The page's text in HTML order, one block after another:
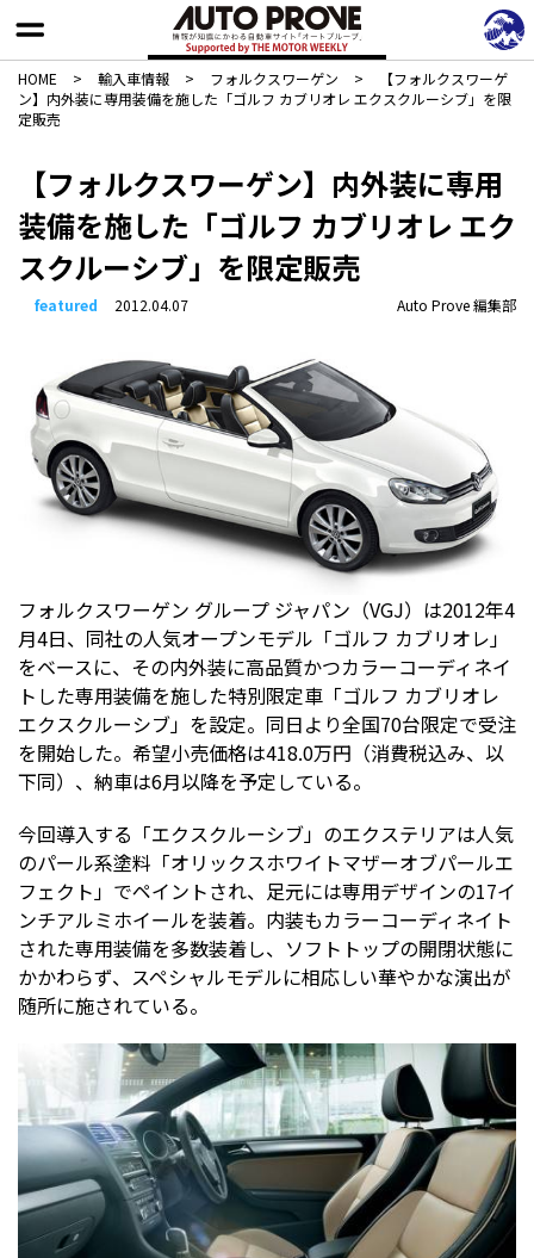
HOME > 輸入車情報 > フォルクスワーゲン >
【フォルクスワーゲ
ン】内外装に専用装備を施した「ゴルフ カブリオレ エクスクルーシブ」を限
定販売
【フォルクスワーゲン】内外装に専用
装備を施した「ゴルフ カブリオレ エク
スクルーシブ」を限定販売
featured 2012.04.07 Auto Prove 編集部
フォルクスワーゲン グループ ジャパン（VGJ）は2012年4
月4日、同社の人気オープンモデル「ゴルフ カブリオレ」
をベースに、その内外装に高品質かつカラーコーディネイ
トした専用装備を施した特別限定車「ゴルフ カブリオレ
エクスクルーシブ」を設定。同日より全国70台限定で受注
を開始した。希望小売価格は418.0万円（消費税込み、以
下同）、納車は6月以降を予定している。
今回導入する「エクスクルーシブ」のエクステリアは人気
のパール系塗料「オリックスホワイトマザーオブパールエ
フェクト」でペイントされ、足元には専用デザインの17イ
ンチアルミホイールを装着。内装もカラーコーディネイト
された専用装備を多数装着し、ソフトトップの開閉状態に
かかわらず、スペシャルモデルに相応しい華やかな演出が
随所に施されている。